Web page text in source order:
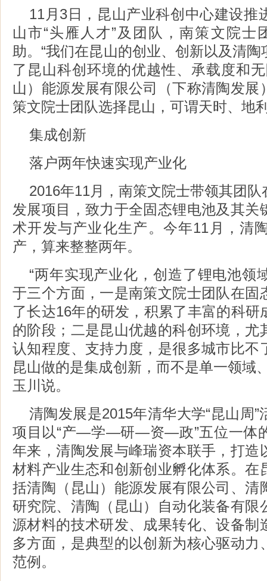
11月3日，昆山产业科创中心建设推
山市“头雁人才”及团队，南策文院士
助。“我们在昆山的创业、创新以及清
了昆山科创环境的优越性、承载度和
山）能源发展有限公司（下称清陶发展
策文院士团队选择昆山，可谓天时、地
集成创新
落户两年快速实现产业化
2016年11月，南策文院士带领其团
发展项目，致力于全固态锂电池及其关
术开发与产业化生产。今年11月，清
产，算来整整两年。
“两年实现产业化，创造了锂电池领
于三个方面，一是南策文院士团队在固
了长达16年的研发，积累了丰富的科研
的阶段；二是昆山优越的科创环境，尤
认知程度、支持力度，是很多城市比不
昆山做的是集成创新，而不是单一领域
玉川说。
清陶发展是2015年清华大学“昆山周
项目以“产—学—研—资—政”五位一体
年来，清陶发展与峰瑞资本联手，打造
材料产业生态和创新创业孵化体系。在
括清陶（昆山）能源发展有限公司、清
研究院、清陶（昆山）自动化装备有限
源材料的技术研发、成果转化、设备制
多方面，是典型的以创新为核心驱动力
范例。